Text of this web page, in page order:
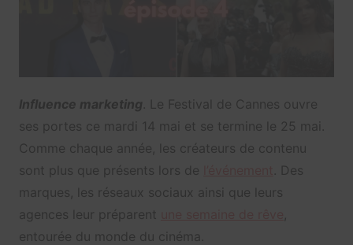
Influence marketing . Le Festival de Cannes ouvre
ses portes ce mardi 14 mai et se termine le 25 mai.
Comme chaque année, les créateurs de contenu
sont plus que présents lors de
. Des
marques, les réseaux sociaux ainsi que leurs
agences leur préparent
,
entourée du monde du cinéma.